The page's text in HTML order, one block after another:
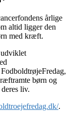
årlige
altid ligger den
med kræft.
børn og
liv.
.